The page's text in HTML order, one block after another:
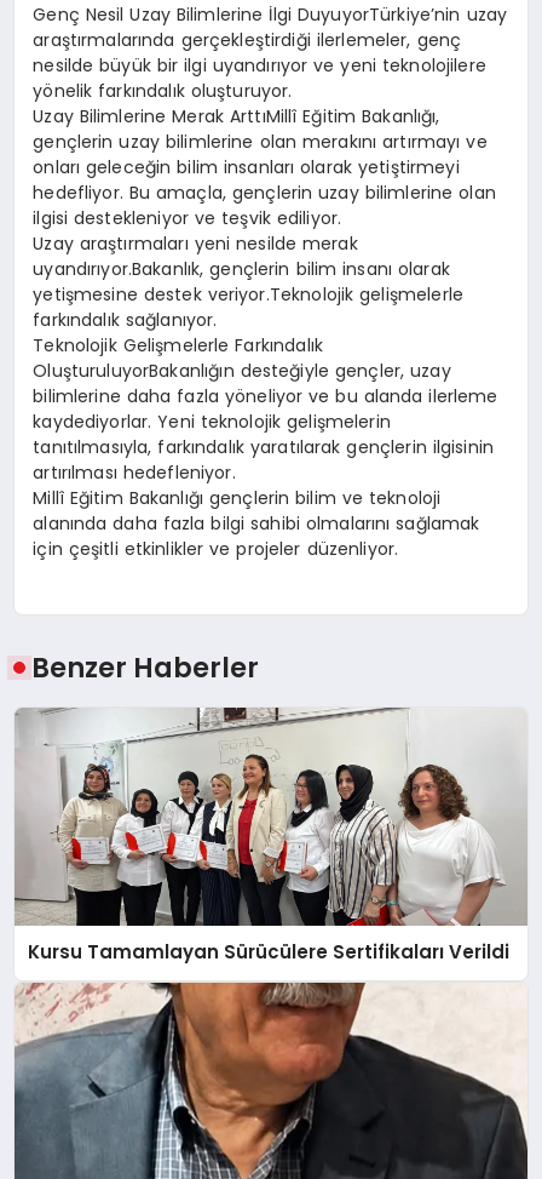
Genç Nesil Uzay Bilimlerine İlgi DuyuyorTürkiye’nin uzay
araştırmalarında gerçekleştirdiği ilerlemeler, genç
nesilde büyük bir ilgi uyandırıyor ve yeni teknolojilere
yönelik farkındalık oluşturuyor.
Uzay Bilimlerine Merak ArttıMillî Eğitim Bakanlığı,
gençlerin uzay bilimlerine olan merakını artırmayı ve
onları geleceğin bilim insanları olarak yetiştirmeyi
hedefliyor. Bu amaçla, gençlerin uzay bilimlerine olan
ilgisi destekleniyor ve teşvik ediliyor.
Uzay araştırmaları yeni nesilde merak
uyandırıyor.Bakanlık, gençlerin bilim insanı olarak
yetişmesine destek veriyor.Teknolojik gelişmelerle
farkındalık sağlanıyor.
Teknolojik Gelişmelerle Farkındalık
OluşturuluyorBakanlığın desteğiyle gençler, uzay
bilimlerine daha fazla yöneliyor ve bu alanda ilerleme
kaydediyorlar. Yeni teknolojik gelişmelerin
tanıtılmasıyla, farkındalık yaratılarak gençlerin ilgisinin
artırılması hedefleniyor.
Millî Eğitim Bakanlığı gençlerin bilim ve teknoloji
alanında daha fazla bilgi sahibi olmalarını sağlamak
için çeşitli etkinlikler ve projeler düzenliyor.
Benzer Haberler
Kursu Tamamlayan Sürücülere Sertifikaları Verildi